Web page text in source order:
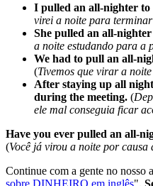
I pulled an all-nighter
virei a noite para
She pulled an all-
a noite estudando para a
We had to pull an all-
(Tivemos que virar a
After staying up all
during the meeting. (
ele mal conseguia ficar
Have you ever pulled an all-
(Você já virou a noite por causa
Continue com a gente no nosso
sobre DINHEIRO em inglês".